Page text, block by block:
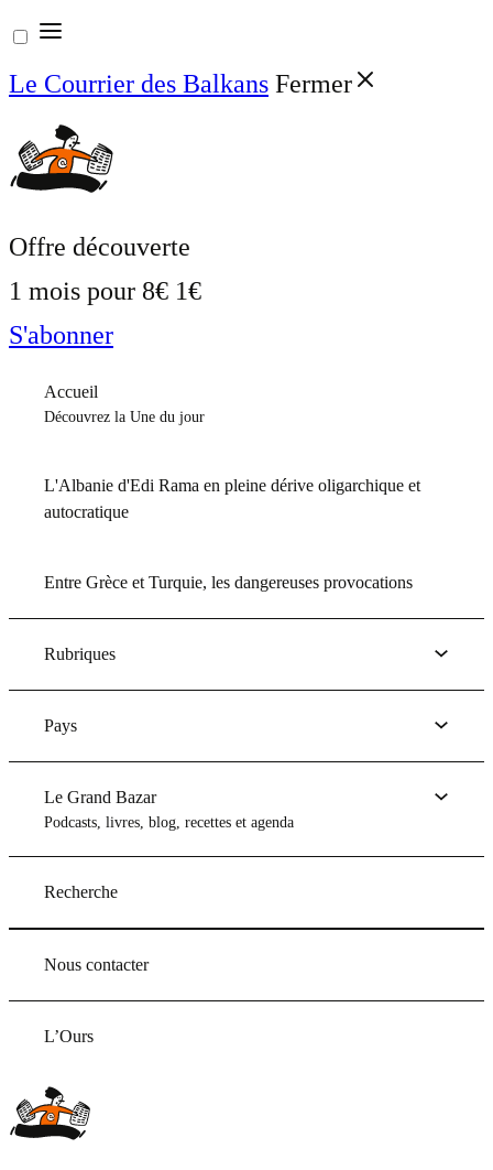
Aller
au
contenu
Le Courrier des Balkans Fermer
Offre découverte
1 mois pour 8€ 1€
S'abonner
Accueil
Découvrez la Une du jour
L'Albanie d'Edi Rama en pleine dérive oligarchique et
autocratique
Entre Grèce et Turquie, les dangereuses provocations
Rubriques
Pays
Le Grand Bazar
Podcasts, livres, blog, recettes et agenda
Recherche
Nous contacter
L’Ours